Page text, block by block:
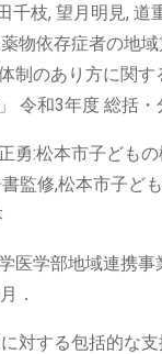
千枝, 望月明見,
物依存症者の地
制のあり方に関
令和3年度 総括
勇:松本市子ども
監修,松本市子ど
学部地域連携事
．
対する包括的な